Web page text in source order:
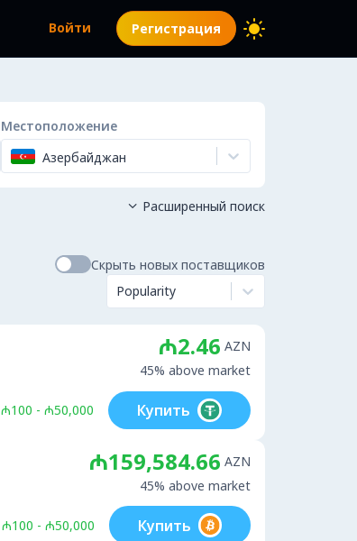
Войти Регистрация
Местоположение
Азербайджан
 Расширенный поиск
Скрыть новых поставщиков
Popularity
₼2.46 AZN
45% above market
₼100 - ₼50,000 Купить
₼159,584.66 AZN
45% above market
₼100 - ₼50,000 Купить